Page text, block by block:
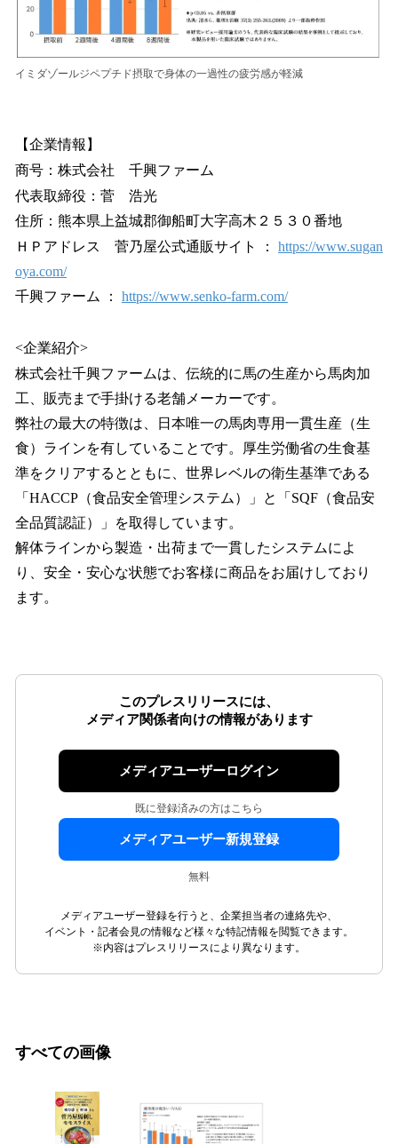
イミダゾールジペプチド摂取で身体の一過性の疲労感が軽減
【企業情報】
商号：株式会社 千興ファーム
代表取締役：菅 浩光
住所：熊本県上益城郡御船町大字高木２５３０番地
ＨＰアドレス 菅乃屋公式通販サイト ： https://www.sugan
oya.com/
千興ファーム ： https://www.senko-farm.com/
<企業紹介>
株式会社千興ファームは、伝統的に馬の生産から馬肉加
工、販売まで手掛ける老舗メーカーです。
弊社の最大の特徴は、日本唯一の馬肉専用一貫生産（生
食）ラインを有していることです。厚生労働省の生食基
準をクリアするとともに、世界レベルの衛生基準である
「HACCP（食品安全管理システム）」と「SQF（食品安
全品質認証）」を取得しています。
解体ラインから製造・出荷まで一貫したシステムによ
り、安全・安心な状態でお客様に商品をお届けしており
ます。
このプレスリリースには、
メディア関係者向けの情報があります
メディアユーザーログイン
既に登録済みの方はこちら
メディアユーザー新規登録
無料
メディアユーザー登録を行うと、企業担当者の連絡先や、
イベント・記者会見の情報など様々な特記情報を閲覧できます。
※内容はプレスリリースにより異なります。
すべての画像